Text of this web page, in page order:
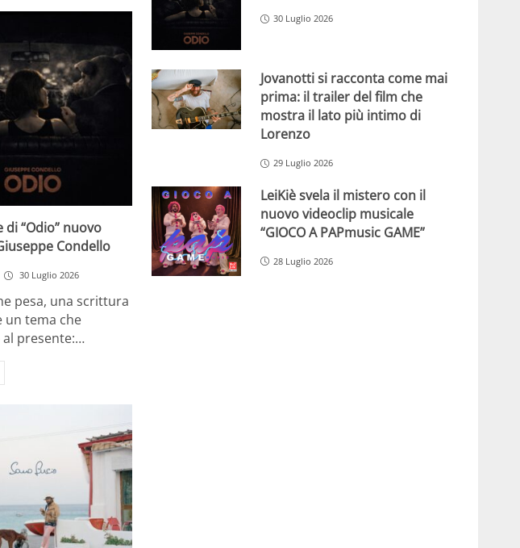
di “Odio” nuovo
Condello
30 Luglio 2026
pesa, una scrittura
un tema che
presente:…
30 Luglio 2026
Jovanotti si racconta come mai
prima: il trailer del film che
mostra il lato più intimo di
Lorenzo
29 Luglio 2026
LeiKiè svela il mistero con il
nuovo videoclip musicale
“GIOCO A PAPmusic GAME”
28 Luglio 2026